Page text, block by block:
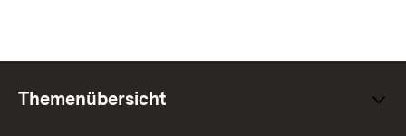
Themenübersicht